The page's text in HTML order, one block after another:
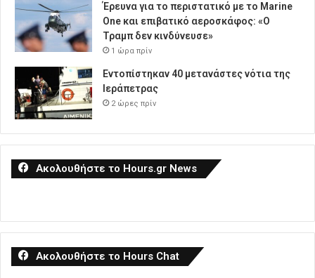
Έρευνα για το περιστατικό με το Marine
One και επιβατικό αεροσκάφος: «Ο
Τραμπ δεν κινδύνευσε»
1 ώρα πρίν
Εντοπίστηκαν 40 μετανάστες νότια της
Ιεράπετρας
2 ώρες πρίν
Ακολουθήστε το Hours.gr News
Ακολουθήστε το Hours Chat